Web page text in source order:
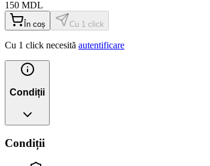
150 MDL
În coș Cu 1 click
Cu 1 click necesită autentificare
Condiții
Condiții